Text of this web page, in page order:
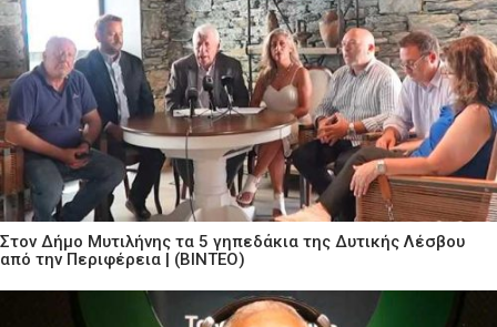
Στον Δήμο Μυτιλήνης τα 5 γηπεδάκια της Δυτικής Λέσβου
από την Περιφέρεια | (ΒΙΝΤΕΟ)